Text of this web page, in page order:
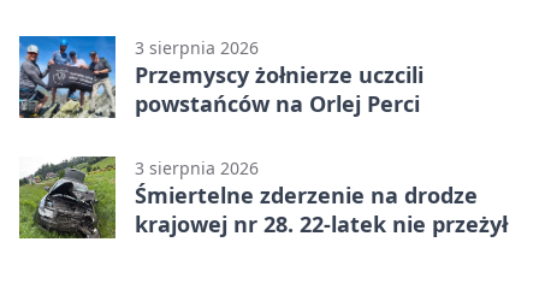
3 sierpnia 2026
Przemyscy żołnierze uczcili
powstańców na Orlej Perci
3 sierpnia 2026
Śmiertelne zderzenie na drodze
krajowej nr 28. 22-latek nie przeżył